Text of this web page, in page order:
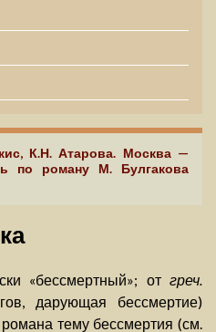
К.Н. Атарова. Москва —
по роману М. Булгакова
«бессмертный»; от греч.
дарующая бессмертие)
тему бессмертия (см.